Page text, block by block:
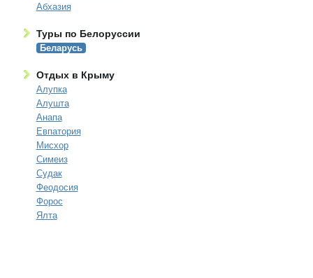
Абхазия
Туры по Белоруссии
Беларусь
Отдых в Крыму
Алупка
Алушта
Анапа
Евпатория
Мисхор
Симеиз
Судак
Феодосия
Форос
Ялта